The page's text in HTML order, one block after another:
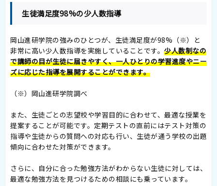
生徒満足度98%の少人数指導
岡山進研学院の強みのひとつが、生徒満足度が98%（※）と
非常に高い少人数指導を実施していることです。 少人数制なの
で講師の目が生徒に届きやすく、一人ひとりの学習進度やニー
ズに応じた指導を展開することができます。
（※）岡山進研学院調べ
また、生徒ごとの志望校や学習目的に合わせて、最適な授業を
提案することが可能です。定期テストの直前にはテスト対策の
指導や生徒からの質問への対応も行い、生徒が通う学校の出題
傾向に合わせた対策ができます。
さらに、自分に合った勉強方法がわからない生徒に対しては、
最適な勉強方法を見つけるための相談にも乗っています。